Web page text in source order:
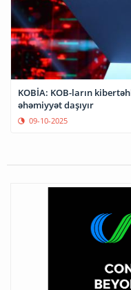
KOBİA: KOB-ların
əhəmiyyət daşıyır
09-10-2025